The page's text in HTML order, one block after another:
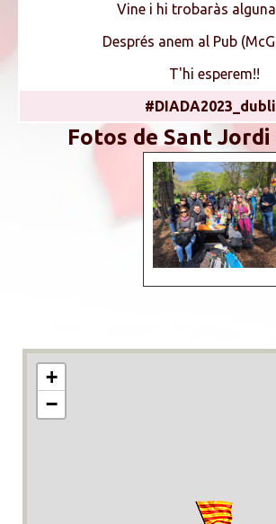
Vine i hi trobaràs
Després anem al Pub
T'hi esperem!!
Fotos de Sant Jordi
+
−